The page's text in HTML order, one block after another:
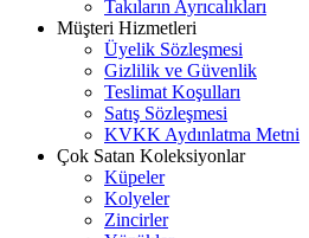
Takıların Ayrıcalıkları
Müşteri Hizmetleri
Üyelik Sözleşmesi
Gizlilik ve Güvenlik
Teslimat Koşulları
Satış Sözleşmesi
KVKK Aydınlatma Metni
Çok Satan Koleksiyonlar
Küpeler
Kolyeler
Zincirler